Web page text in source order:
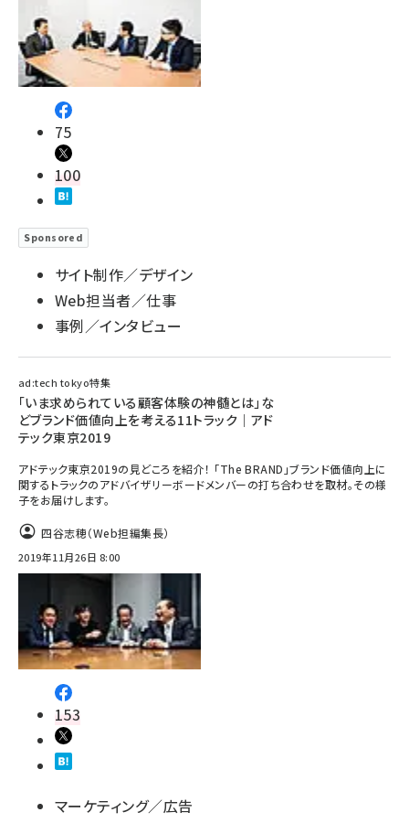
75
100
Sponsored
サイト制作／デザイン
Web担当者／仕事
事例／インタビュー
ad:tech tokyo特集
「いま求められている顧客体験の神髄とは」な
どブランド価値向上を考える11トラック｜アド
テック東京2019
アドテック東京2019の見どころを紹介！ 「The BRAND」ブランド価値向上に
関するトラックのアドバイザリーボードメンバーの打ち合わせを取材。その様
子をお届けします。
四谷志穂（Web担編集長）
2019年11月26日 8:00
153
マーケティング／広告